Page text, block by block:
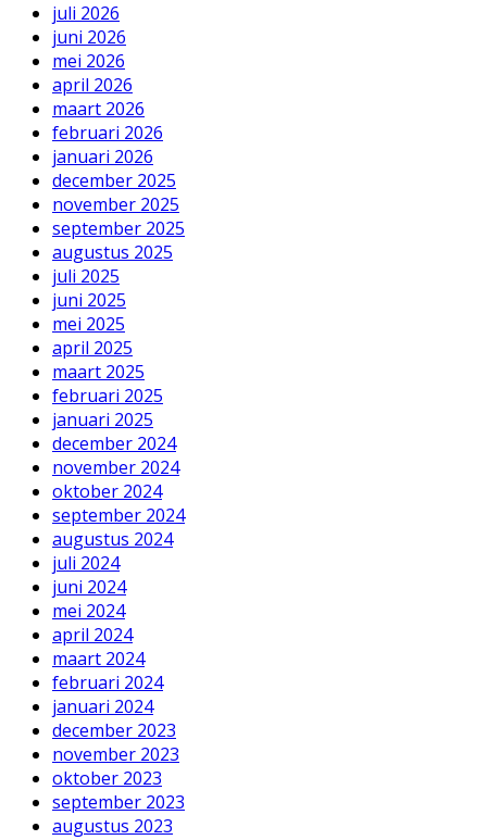
juli 2026
juni 2026
mei 2026
april 2026
maart 2026
februari 2026
januari 2026
december 2025
november 2025
september 2025
augustus 2025
juli 2025
juni 2025
mei 2025
april 2025
maart 2025
februari 2025
januari 2025
december 2024
november 2024
oktober 2024
september 2024
augustus 2024
juli 2024
juni 2024
mei 2024
april 2024
maart 2024
februari 2024
januari 2024
december 2023
november 2023
oktober 2023
september 2023
augustus 2023